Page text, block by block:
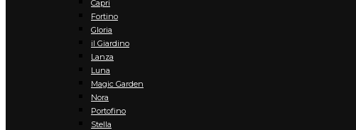
Capri
Fortino
Gloria
il Giardino
Lanza
Luna
Magic Garden
Nora
Portofino
Stella